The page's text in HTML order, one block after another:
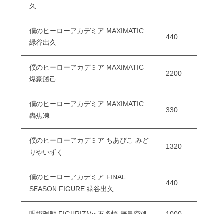
久
僕のヒーローアカデミア MAXIMATIC
緑谷出久
440
僕のヒーローアカデミア MAXIMATIC
爆豪勝己
2200
僕のヒーローアカデミア MAXIMATIC
轟焦凍
330
僕のヒーローアカデミア ちあぴこ みど
りやいずく
1320
僕のヒーローアカデミア FINAL
SEASON FIGURE 緑谷出久
440